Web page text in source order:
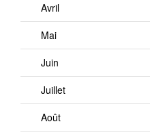
Avril
Mai
Juin
Juillet
Août